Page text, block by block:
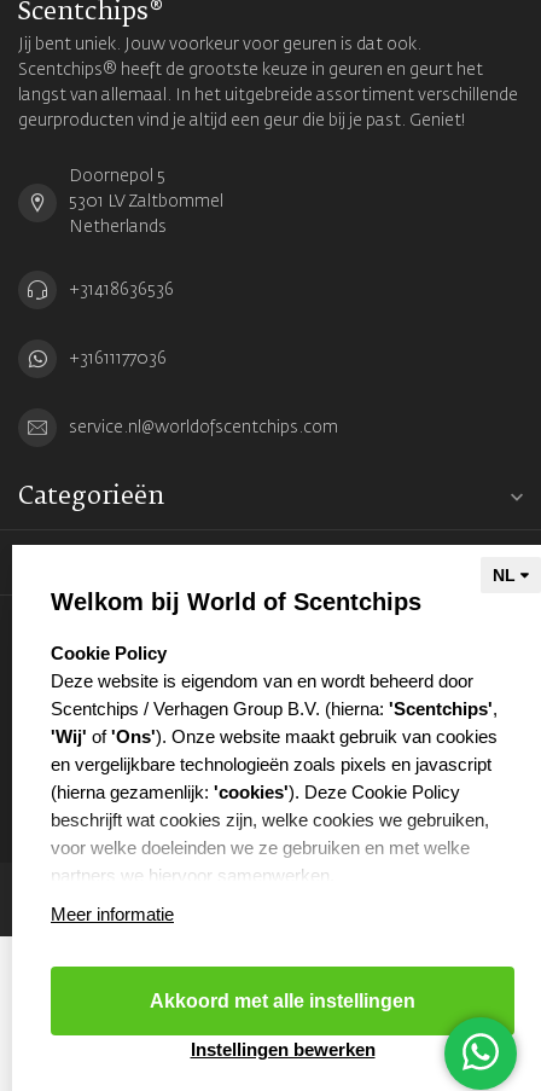
Scentchips®
Jij bent uniek. Jouw voorkeur voor geuren is dat ook.
Scentchips® heeft de grootste keuze in geuren en geurt het
langst van allemaal. In het uitgebreide assortiment verschillende
geurproducten vind je altijd een geur die bij je past. Geniet!
Doornepol 5
5301 LV Zaltbommel
Netherlands
+31418636536
+31611177036
service.nl@worldofscentchips.com
Categorieën
- Copyright 2026 Scentchips® - Powered by
Welkom bij World of Scentchips
select language
Cookie Policy
Deze website is eigendom van en wordt beheerd door
Scentchips / Verhagen Group B.V. (hierna: 'Scentchips',
'Wij' of'Ons'). Onze website maakt gebruik van cookies
en vergelijkbare technologieën zoals pixels en javascript
(hierna gezamenlijk: 'cookies'). Deze Cookie Policy
beschrijft wat cookies zijn, welke cookies we gebruiken,
voor welke doeleinden we ze gebruiken en met welke
partners we hiervoor samenwerken.
die je bezoekt. Cookies kunnen onder andere worden
gebruikt om websites efficiënter te laten functioneren of ze
worden bijvoorbeeld gebruikt om ervoor te zorgen dat
Meer informatie
Akkoord met alle instellingen
Instellingen bewerken